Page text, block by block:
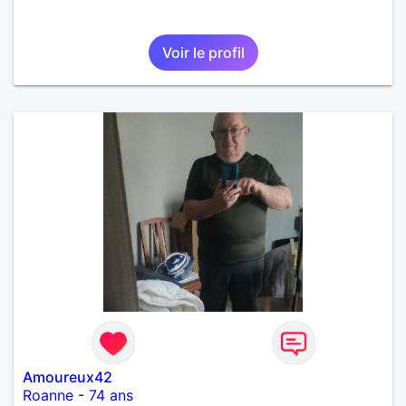
Voir le profil
Amoureux42
Roanne - 74 ans